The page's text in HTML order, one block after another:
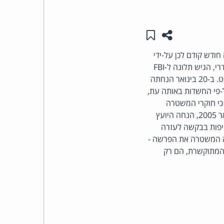
שתפו עמוד זה
שמור ב"תכנים שלי"
קודם לכן על-ידי
(דורש הרשמה) בא-כוח אחד הנאשמים, עו"ד יעקב סודרי, הגיש תלונה ל-FBI
בנימוק של עבירה לכאורה על החוק הפדראלי האמריקני, האוסר חדירה למאגרי מידע ללא צו משופט. ב-20 בינואר הנחתה
פי החשדות באותה עת,
2005 הסתבר לפרקליטות, כי חוקרי המשטרה
חודרים לשרתים כאלו בארה"ב, שהיו בשימושם של מעורבים בפרשה. יום לאחר מכן, ב- 24 בפברואר 2005, הנחה היועץ
בבקשה לעזרה
המשטרה את הפרשה -
המתוקשרת, הם רק